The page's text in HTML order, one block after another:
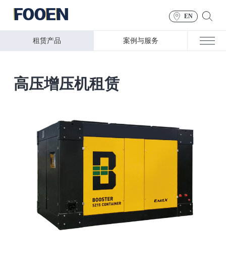
租赁产品 案例与服务
EN
高压增压机租赁